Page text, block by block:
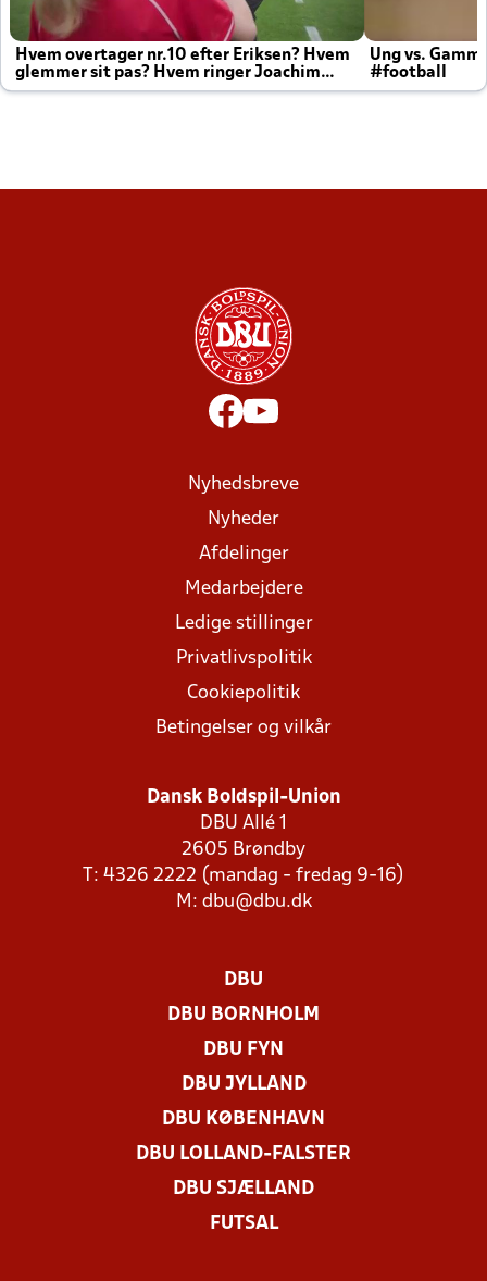
Hvem overtager nr.10 efter Eriksen? Hvem
glemmer sit pas? Hvem ringer Joachim
altid til efter kampe?
Ung vs.
#football
Nyhedsbreve
Nyheder
Afdelinger
Medarbejdere
Ledige stillinger
Privatlivspolitik
Cookiepolitik
Betingelser og vilkår
Dansk Boldspil-Union
DBU Allé 1
2605 Brøndby
T: 4326 2222 (mandag - fredag 9-16)
M: dbu@dbu.dk
DBU
DBU BORNHOLM
DBU FYN
DBU JYLLAND
DBU KØBENHAVN
DBU LOLLAND-FALSTER
DBU SJÆLLAND
FUTSAL